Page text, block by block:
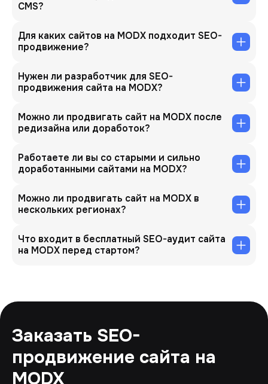
CMS?
Для каких сайтов на MODX подходит SEO-
продвижение?
Нужен ли разработчик для SEO-
продвижения сайта на MODX?
Можно ли продвигать сайт на MODX после
редизайна или доработок?
Работаете ли вы со старыми и сильно
доработанными сайтами на MODX?
Можно ли продвигать сайт на MODX в
нескольких регионах?
Что входит в бесплатный SEO-аудит сайта
на MODX перед стартом?
Заказать SEO-
продвижение сайта на
MODX